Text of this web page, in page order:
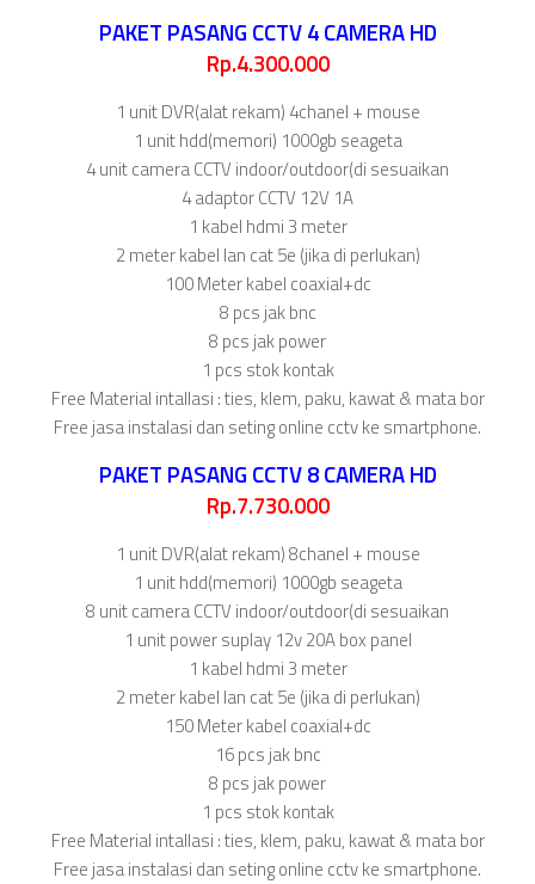
PAKET PASANG CCTV 4 CAMERA HD
Rp.4.300.000
1 unit DVR(alat rekam) 4chanel + mouse
1 unit hdd(memori) 1000gb seageta
4 unit camera CCTV indoor/outdoor(di sesuaikan
4 adaptor CCTV 12V 1A
1 kabel hdmi 3 meter
2 meter kabel lan cat 5e (jika di perlukan)
100 Meter kabel coaxial+dc
8 pcs jak bnc
8 pcs jak power
1 pcs stok kontak
Free Material intallasi : ties, klem, paku, kawat & mata bor
Free jasa instalasi dan seting online cctv ke smartphone.
PAKET PASANG CCTV 8 CAMERA HD
Rp.7.730.000
1 unit DVR(alat rekam) 8chanel + mouse
1 unit hdd(memori) 1000gb seageta
8 unit camera CCTV indoor/outdoor(di sesuaikan
1 unit power suplay 12v 20A box panel
1 kabel hdmi 3 meter
2 meter kabel lan cat 5e (jika di perlukan)
150 Meter kabel coaxial+dc
16 pcs jak bnc
8 pcs jak power
1 pcs stok kontak
Free Material intallasi : ties, klem, paku, kawat & mata bor
Free jasa instalasi dan seting online cctv ke smartphone.